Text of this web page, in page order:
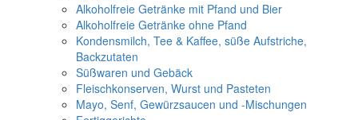
Alkoholfreie Getränke mit Pfand und Bier
Alkoholfreie Getränke ohne Pfand
Kondensmilch, Tee & Kaffee, süße Aufstriche,
Backzutaten
Süßwaren und Gebäck
Fleischkonserven, Wurst und Pasteten
Mayo, Senf, Gewürzsaucen und -Mischungen